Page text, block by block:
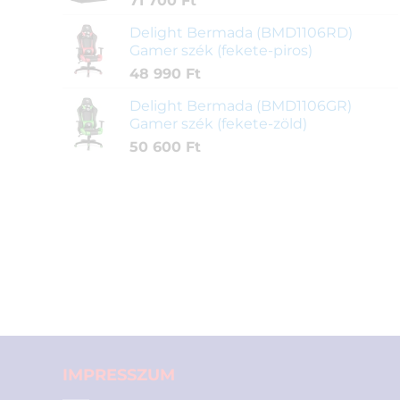
Delight Bermada (BMD1106RD)
Gamer szék (fekete-piros)
48 990 Ft
Delight Bermada (BMD1106GR)
Gamer szék (fekete-zöld)
50 600 Ft
IMPRESSZUM